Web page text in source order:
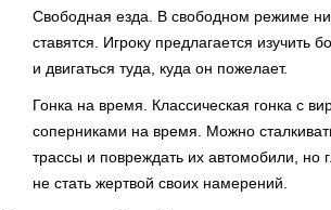
Свободная езда. В свободном режиме
ставятся. Игроку предлагается изучить
и двигаться туда, куда он пожелает.
Гонка на время. Классическая гонка с
соперниками на время. Можно
трассы и повреждать их автомобили, но
не стать жертвой своих намерений.